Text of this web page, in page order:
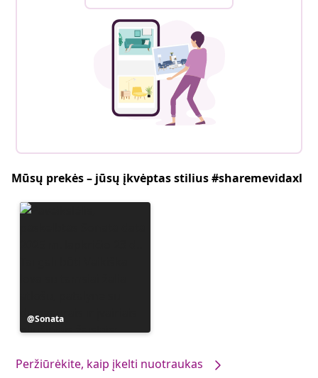
Mūsų prekės – jūsų įkvėptas stilius #sharemevidaxl
Įrašą
paskelbė
Sonata
Peržiūrėkite, kaip įkelti nuotraukas